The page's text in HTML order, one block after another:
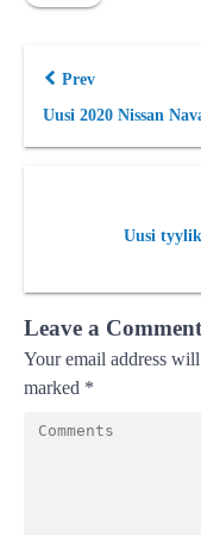
Prev
Uusi 2020 Nissan
Uusi
Leave a Comment
Your email address
marked *